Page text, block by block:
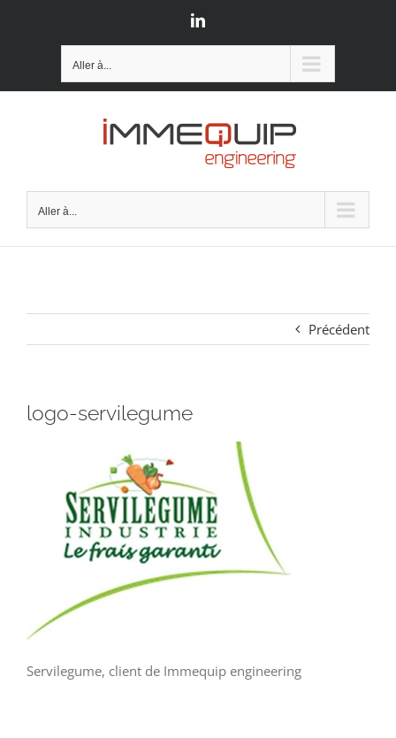
LinkedIn
Aller à...
Aller à...
Précédent
logo-servilegume
Servilegume, client de Immequip engineering